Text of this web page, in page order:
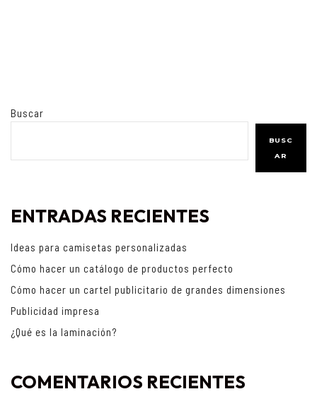
Buscar
BUSC
AR
ENTRADAS RECIENTES
Ideas para camisetas personalizadas
Cómo hacer un catálogo de productos perfecto
Cómo hacer un cartel publicitario de grandes dimensiones
Publicidad impresa
¿Qué es la laminación?
COMENTARIOS RECIENTES